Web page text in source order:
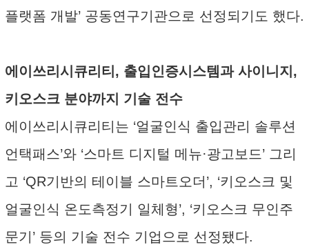
플랫폼 개발’ 공동연구기관으로 선정되기도 했다.
에이쓰리시큐리티, 출입인증시스템과 사이니지,
키오스크 분야까지 기술 전수
에이쓰리시큐리티는 ‘얼굴인식 출입관리 솔루션
언택패스’와 ‘스마트 디지털 메뉴·광고보드’ 그리
고 ‘QR기반의 테이블 스마트오더’, ‘키오스크 및
얼굴인식 온도측정기 일체형’, ‘키오스크 무인주
문기’ 등의 기술 전수 기업으로 선정됐다.